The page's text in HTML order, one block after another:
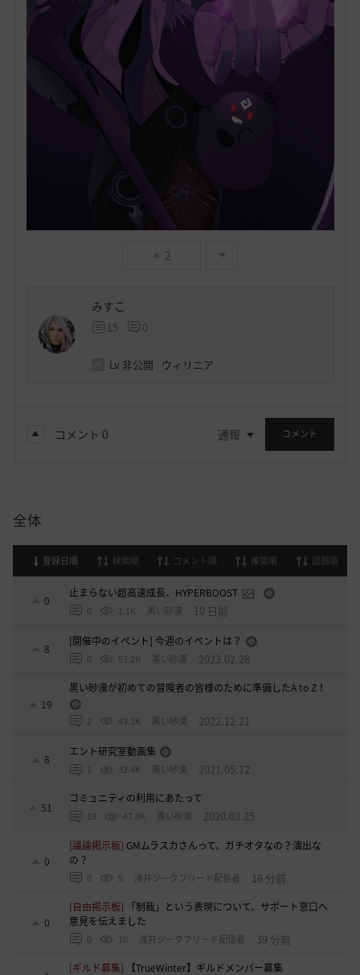
2
みすこ
15 0
Lv 非公開 ウィリニア
コメント 0 通報 コメント
全体
登録日順 検索順 コメント順 推奨順 話題順
0
止まらない超高速成長、HYPERBOOST
0 1.1K 黒い砂漠 10 日前
8
[開催中のイベント] 今週のイベントは？
0 53.2K 黒い砂漠 2023.02.28
19
黒い砂漠が初めての冒険者の皆様のために準備したA to Z！
2 43.3K 黒い砂漠 2022.12.21
8
エント研究室動画集
1 32.4K 黒い砂漠 2021.05.12
51
コミュニティの利用にあたって
18 47.8K 黒い砂漠 2020.03.25
0
[議論掲示板] GMムラスカさんって、ガチオタなの？演出な
の？
0 5 浅井ジークフリード配信者 16 分前
0
[自由掲示板]
「制裁」という表現について、サポート窓口へ
意見を伝えました
0 10 浅井ジークフリード配信者 39 分前
[ギルド募集] 【TrueWinter】ギルドメンバー募集